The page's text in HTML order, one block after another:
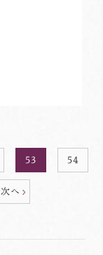
53 54
次へ